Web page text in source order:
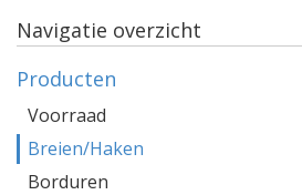
Navigatie overzicht
Producten
Voorraad
Breien/Haken
Borduren